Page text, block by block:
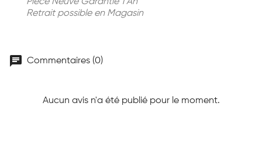
Retrait possible en Magasin
chat Commentaires (0)
Aucun avis n'a été publié pour le moment.